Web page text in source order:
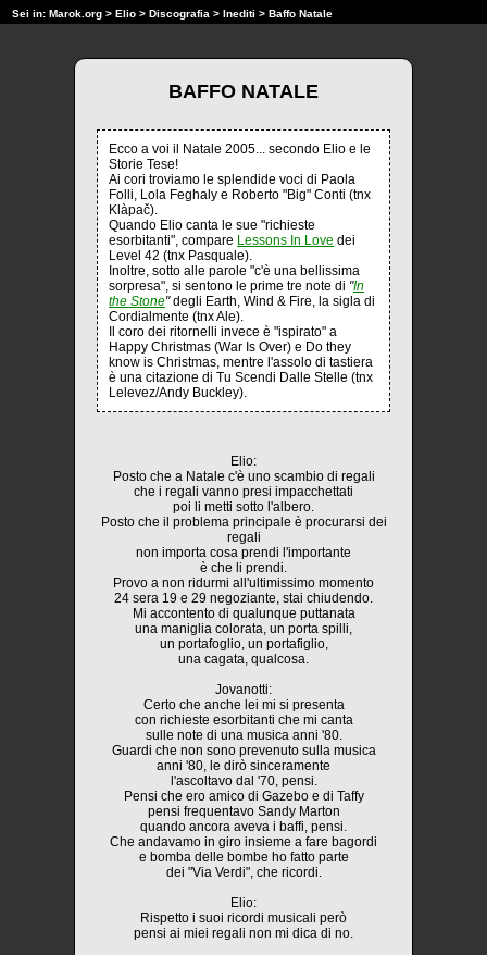
Sei in: Marok.org > Elio > Discografia > Inediti > Baffo Natale
BAFFO NATALE
Ecco a voi il Natale 2005... secondo Elio e le
Storie Tese!
Ai cori troviamo le splendide voci di Paola
Folli, Lola Feghaly e Roberto "Big" Conti (tnx
Klàpač).
Quando Elio canta le sue "richieste
esorbitanti", compare Lessons In Love dei
Level 42 (tnx Pasquale).
Inoltre, sotto alle parole "c'è una bellissima
sorpresa", si sentono le prime tre note di "In
the Stone"degli Earth, Wind & Fire, la sigla di
Cordialmente (tnx Ale).
Il coro dei ritornelli invece è "ispirato" a
Happy Christmas (War Is Over) e Do they
know is Christmas, mentre l'assolo di tastiera
è una citazione di Tu Scendi Dalle Stelle (tnx
Lelevez/Andy Buckley).
Elio:
Posto che a Natale c'è uno scambio di regali
che i regali vanno presi impacchettati
poi li metti sotto l'albero.
Posto che il problema principale è procurarsi dei
regali
non importa cosa prendi l'importante
è che li prendi.
Provo a non ridurmi all'ultimissimo momento
24 sera 19 e 29 negoziante, stai chiudendo.
Mi accontento di qualunque puttanata
una maniglia colorata, un porta spilli,
un portafoglio, un portafiglio,
una cagata, qualcosa.
Jovanotti:
Certo che anche lei mi si presenta
con richieste esorbitanti che mi canta
sulle note di una musica anni '80.
Guardi che non sono prevenuto sulla musica
anni '80, le dirò sinceramente
l'ascoltavo dal '70, pensi.
Pensi che ero amico di Gazebo e di Taffy
pensi frequentavo Sandy Marton
quando ancora aveva i baffi, pensi.
Che andavamo in giro insieme a fare bagordi
e bomba delle bombe ho fatto parte
dei "Via Verdi", che ricordi.
Elio:
Rispetto i suoi ricordi musicali però
pensi ai miei regali non mi dica di no.